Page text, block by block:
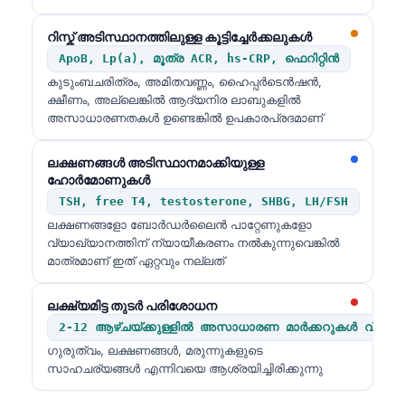
റിസ്ക് അടിസ്ഥാനത്തിലുള്ള കൂട്ടിച്ചേർക്കലുകൾ
ApoB, Lp(a), മൂത്ര ACR, hs-CRP, ഫെറിറ്റിൻ
കുടുംബചരിത്രം, അമിതവണ്ണം, ഹൈപ്പർടെൻഷൻ,
ക്ഷീണം, അല്ലെങ്കിൽ ആദ്യനിര ലാബുകളിൽ
അസാധാരണതകൾ ഉണ്ടെങ്കിൽ ഉപകാരപ്രദമാണ്
ലക്ഷണങ്ങൾ അടിസ്ഥാനമാക്കിയുള്ള
ഹോർമോണുകൾ
TSH, free T4, testosterone, SHBG, LH/FSH
ലക്ഷണങ്ങളോ ബോർഡർലൈൻ പാറ്റേണുകളോ
വ്യാഖ്യാനത്തിന് ന്യായീകരണം നൽകുന്നുവെങ്കിൽ
മാത്രമാണ് ഇത് ഏറ്റവും നല്ലത്
ലക്ഷ്യമിട്ട തുടർ പരിശോധന
2-12 ആഴ്ചയ്ക്കുള്ളിൽ അസാധാരണ മാർക്കറുകൾ വീണ്ടും
ഗുരുത്വം, ലക്ഷണങ്ങൾ, മരുന്നുകളുടെ
സാഹചര്യങ്ങൾ എന്നിവയെ ആശ്രയിച്ചിരിക്കുന്നു